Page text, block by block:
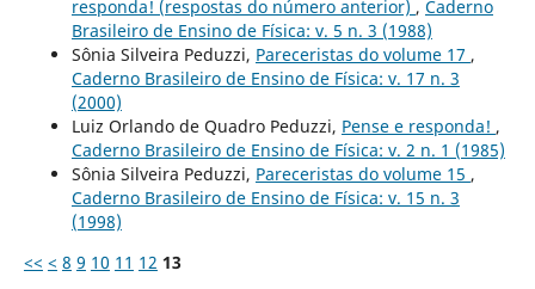
responda! (respostas do número anterior) , Caderno
Brasileiro de Ensino de Física: v. 5 n. 3 (1988)
Sônia Silveira Peduzzi, Pareceristas do volume 17 ,
Caderno Brasileiro de Ensino de Física: v. 17 n. 3
(2000)
Luiz Orlando de Quadro Peduzzi, Pense e responda! ,
Caderno Brasileiro de Ensino de Física: v. 2 n. 1 (1985)
Sônia Silveira Peduzzi, Pareceristas do volume 15 ,
Caderno Brasileiro de Ensino de Física: v. 15 n. 3
(1998)
<< < 8 9 10 11 12 13